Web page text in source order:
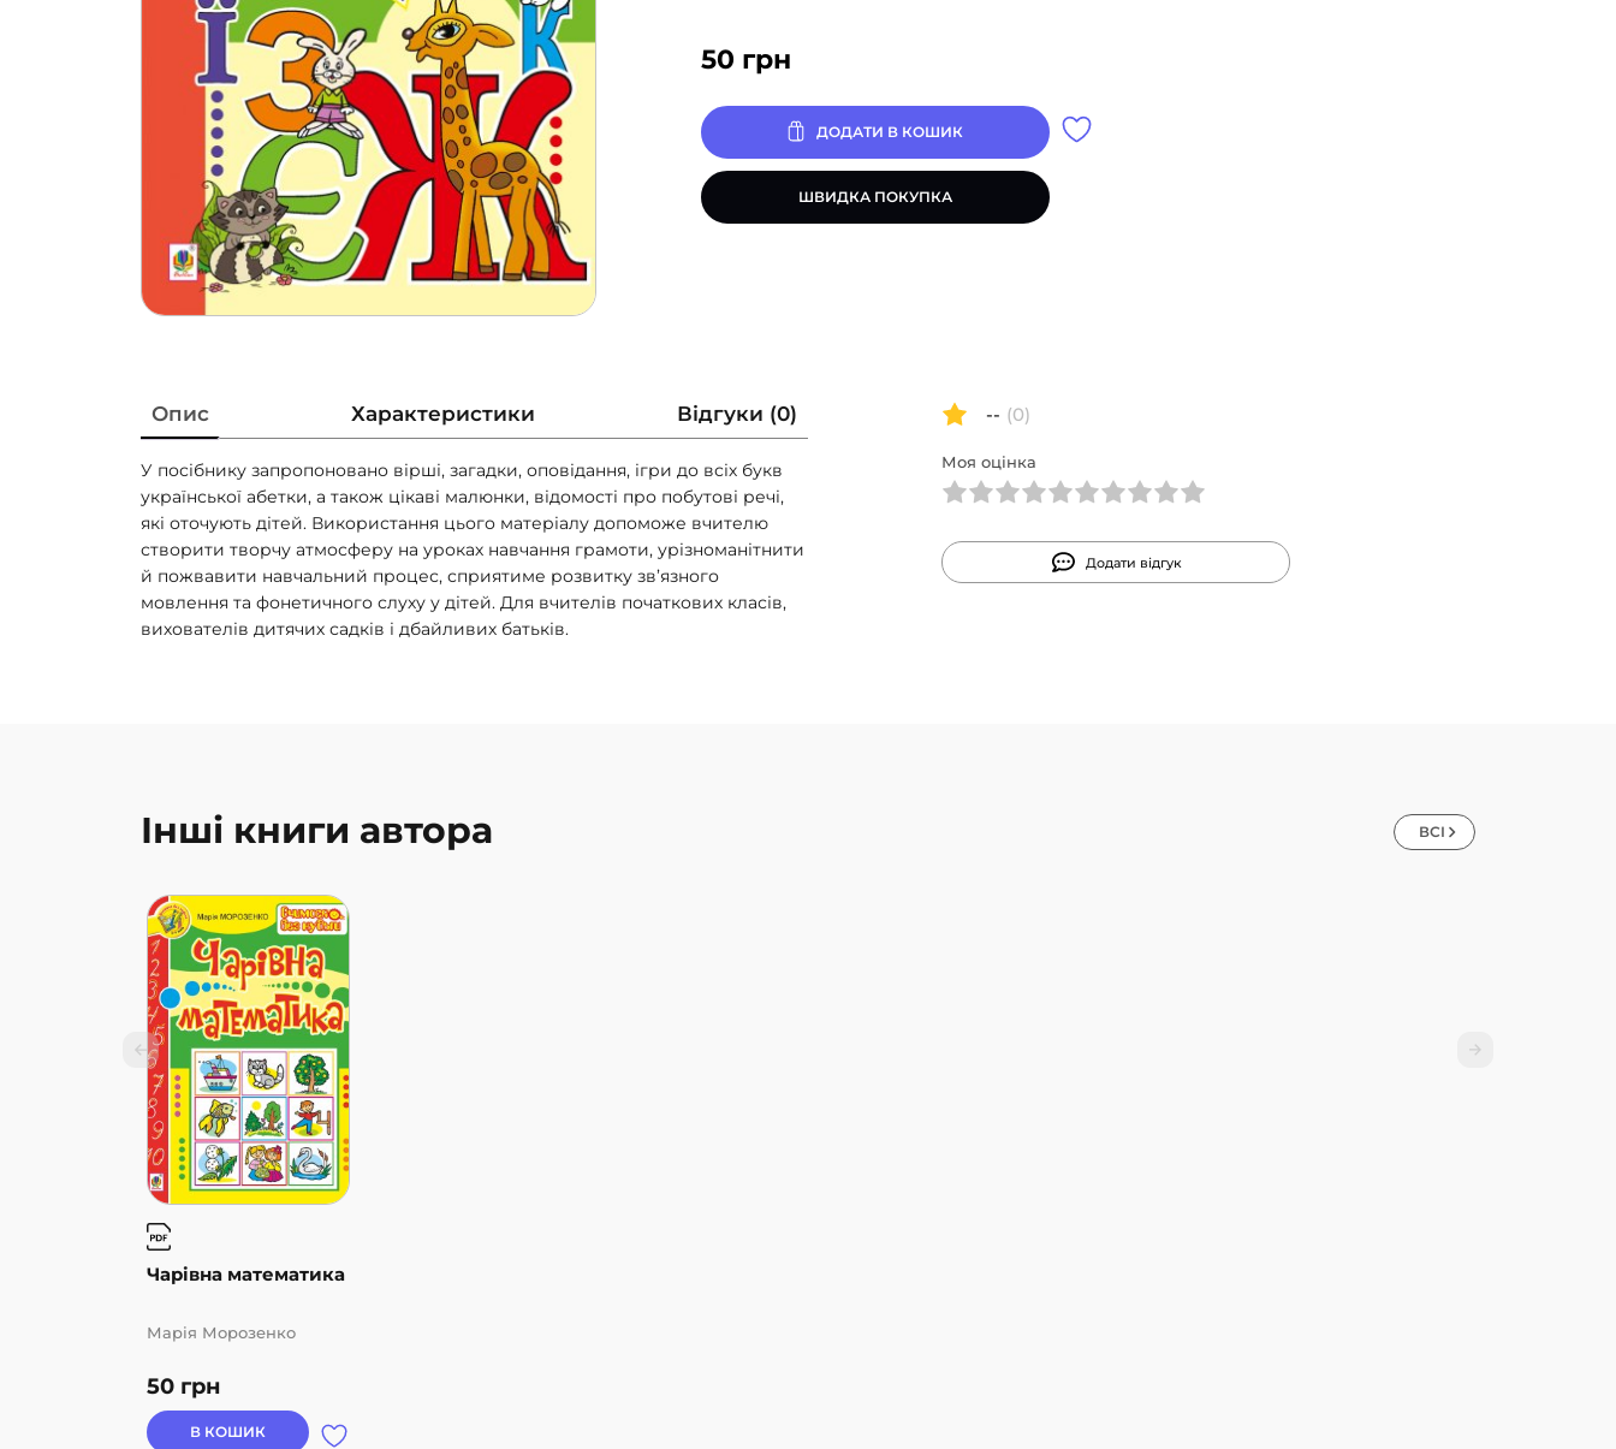
50 грн
ДОДАТИ В КОШИК
ШВИДКА ПОКУПКА
Опис Характеристики Відгуки (0)
У посібнику запропоновано вірші, загадки, оповідання, ігри до всіх букв
української абетки, а також цікаві малюнки, відомості про побутові речі,
які оточують дітей. Використання цього матеріалу допоможе вчителю
створити творчу атмосферу на уроках навчання грамоти, урізноманітнити
й пожвавити навчальний процес, сприятиме розвитку зв’язного
мовлення та фонетичного слуху у дітей. Для вчителів початкових класів,
вихователів дитячих садків і дбайливих батьків.
-- (0)
Моя оцінка
Додати відгук
Інші книги автора ВСІ
Чарівна математика
50 грн
Марія Морозенко
В КОШИК